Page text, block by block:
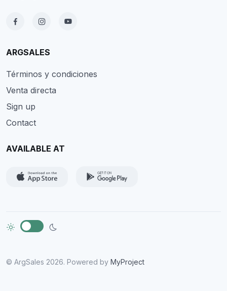
ARGSALES
Términos y condiciones
Venta directa
Sign up
Contact
AVAILABLE AT
© ArgSales 2026. Powered by MyProject